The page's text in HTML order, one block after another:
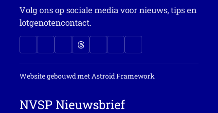
Volg ons op sociale media voor nieuws, tips en
lotgenotencontact.
Website gebouwd metAstroid Framework
NVSP Nieuwsbrief